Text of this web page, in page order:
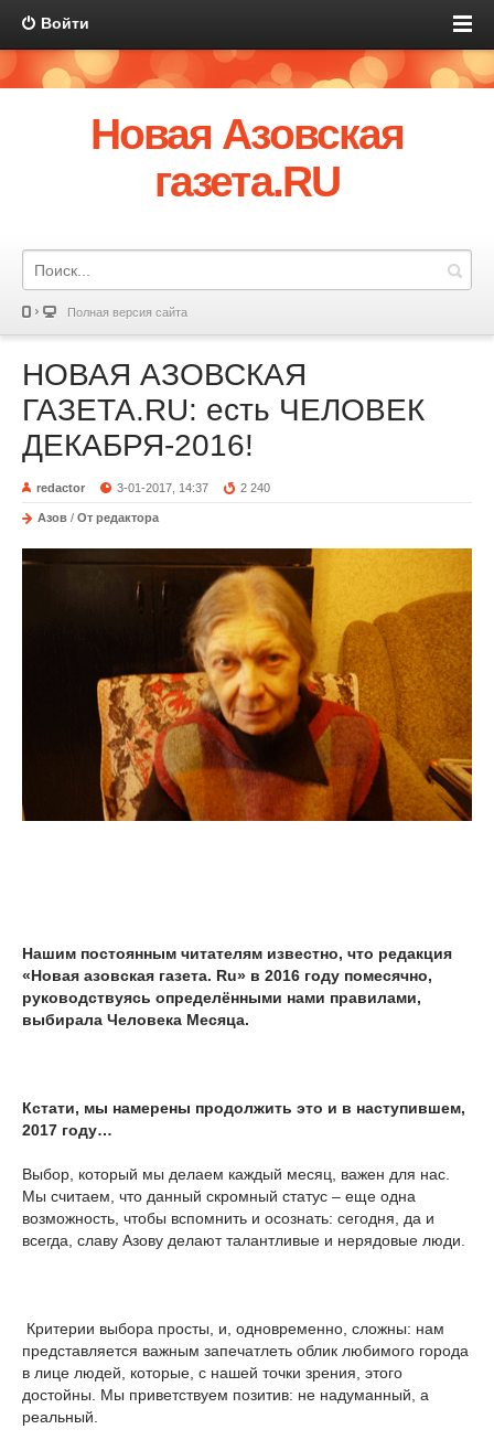
Войти
Новая Азовская
газета.RU
Полная версия сайта
НОВАЯ АЗОВСКАЯ
ГАЗЕТА.RU: есть ЧЕЛОВЕК
ДЕКАБРЯ-2016!
redactor 3-01-2017, 14:37 2 240
Азов / От редактора
Нашим постоянным читателям известно, что редакция
«Новая азовская газета. Ru» в 2016 году помесячно,
руководствуясь определёнными нами правилами,
выбирала Человека Месяца.
Кстати, мы намерены продолжить это и в наступившем,
2017 году…
Выбор, который мы делаем каждый месяц, важен для нас.
Мы считаем, что данный скромный статус – еще одна
возможность, чтобы вспомнить и осознать: сегодня, да и
всегда, славу Азову делают талантливые и нерядовые люди.
Критерии выбора просты, и, одновременно, сложны: нам
представляется важным запечатлеть облик любимого города
в лице людей, которые, с нашей точки зрения, этого
достойны. Мы приветствуем позитив: не надуманный, а
реальный.